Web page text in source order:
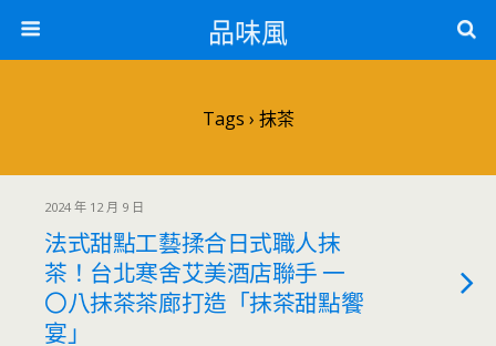
品味風
Tags › 抹茶
2024 年 12 月 9 日
法式甜點工藝揉合日式職人抹
茶！台北寒舍艾美酒店聯手 一
〇八抹茶茶廊打造「抹茶甜點饗
宴」